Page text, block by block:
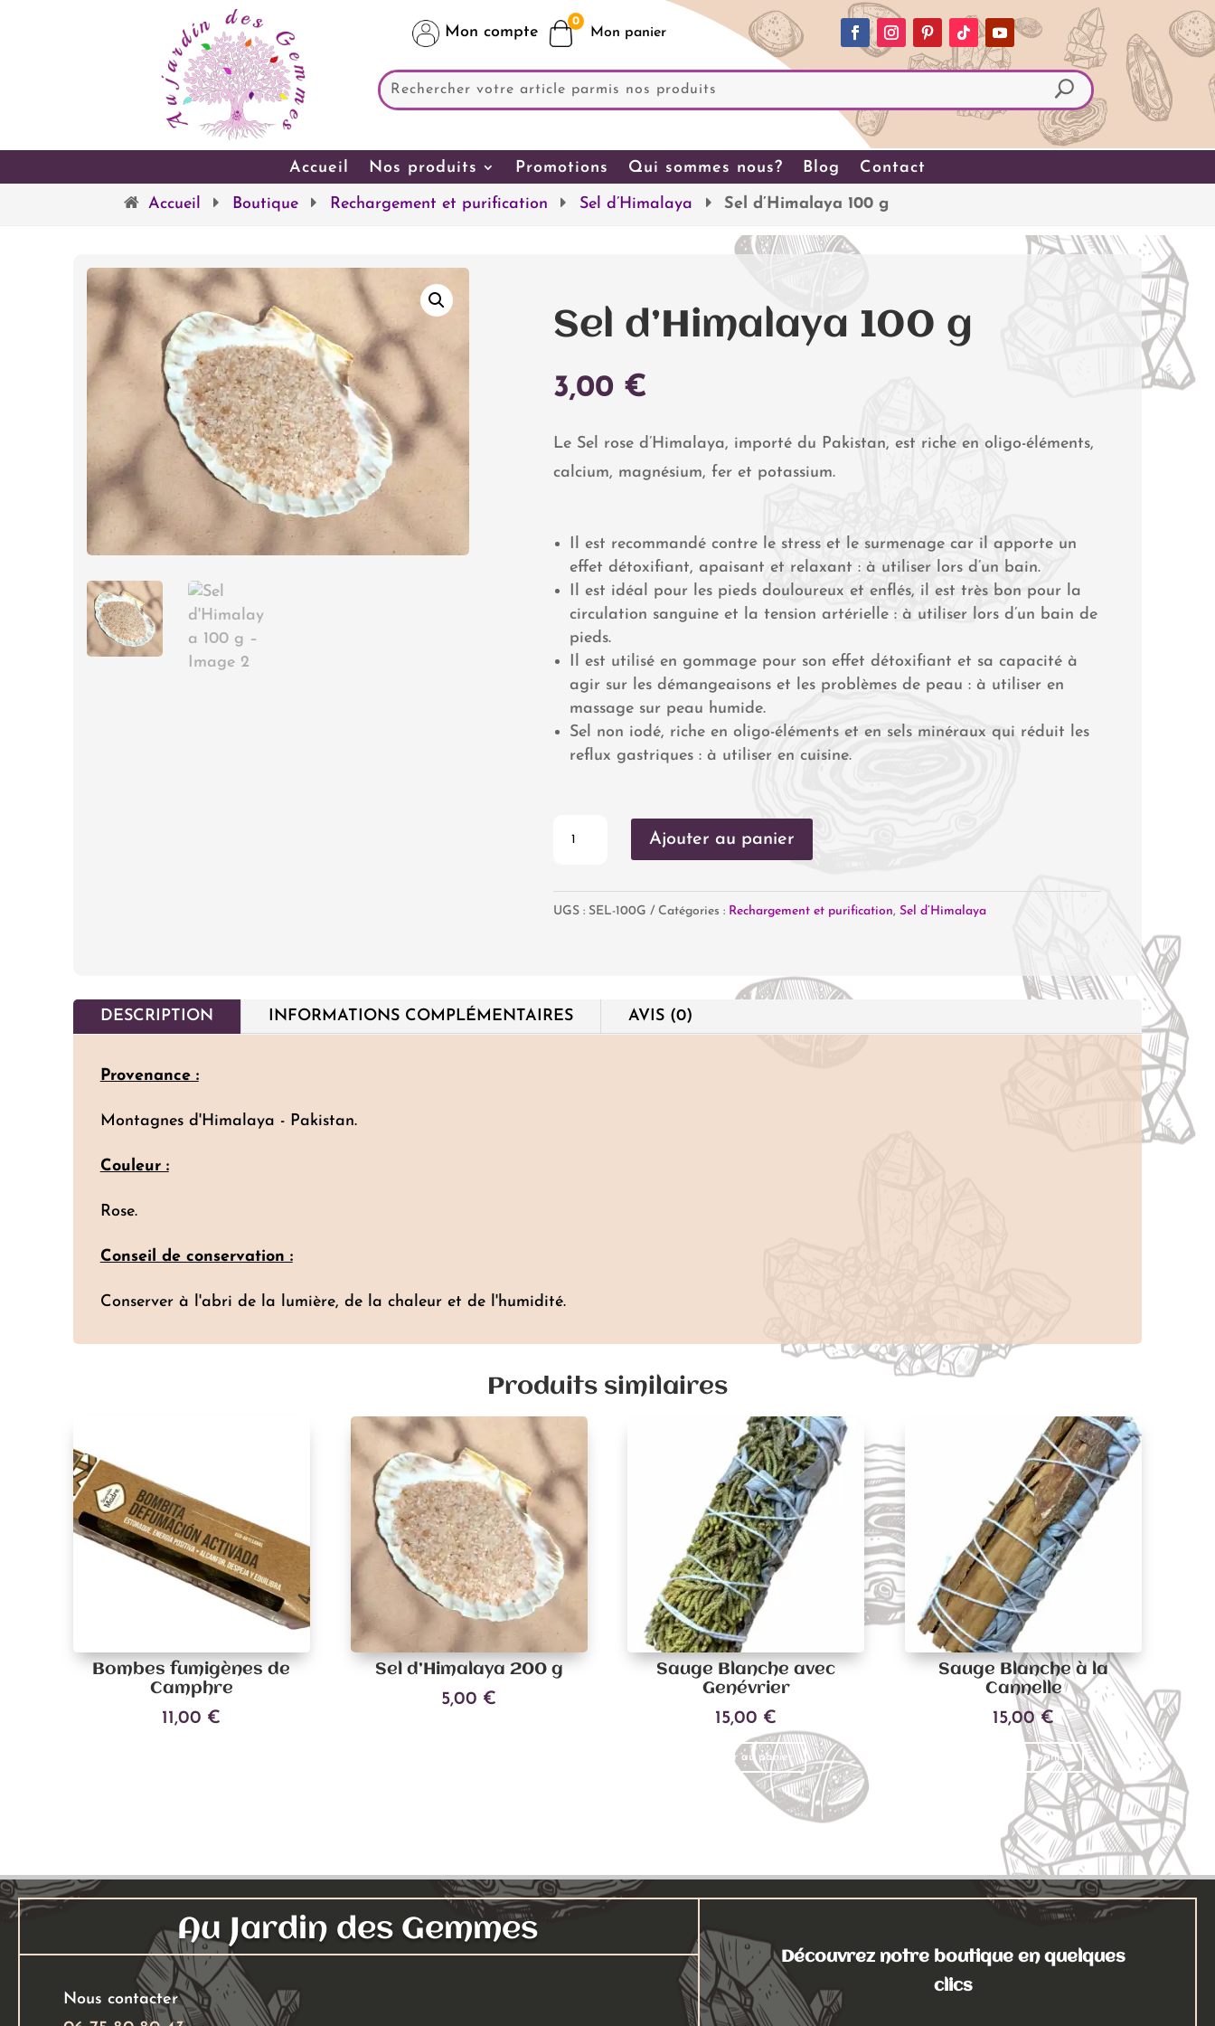
Mon compte
0
Accueil Nos produits Promotions Qui sommes nous? Blog Contact
Accueil Boutique Rechargement et purification Sel d’Himalaya Sel d’Himalaya 100 g
Sel d’Himalaya 100 g
3,00 €
Le Sel rose d’Himalaya, importé du Pakistan, est riche en oligo-éléments,
calcium, magnésium, fer et potassium.
Il est recommandé contre le stress et le surmenage car il apporte un
effet détoxifiant, apaisant et relaxant : à utiliser lors d’un bain.
Il est idéal pour les pieds douloureux et enflés, il est très bon pour la
circulation sanguine et la tension artérielle : à utiliser lors d’un bain de
pieds.
Il est utilisé en gommage pour son effet détoxifiant et sa capacité à
agir sur les démangeaisons et les problèmes de peau : à utiliser en
massage sur peau humide.
Sel non iodé, riche en oligo-éléments et en sels minéraux qui réduit les
reflux gastriques : à utiliser en cuisine.
d'Himalaya
Ajouter au panier
UGS : SEL-100G Catégories : Rechargement et purification,Sel d’Himalaya
DESCRIPTION INFORMATIONS COMPLÉMENTAIRES AVIS (0)
Provenance :
Montagnes d'Himalaya - Pakistan.
Couleur :
Rose.
Conseil de conservation :
Conserver à l'abri de la lumière, de la chaleur et de l'humidité.
Produits similaires
Bombes fumigènes de
Camphre
11,00 €
Sel d’Himalaya 200 g
5,00 €
Sauge Blanche avec
Genévrier
15,00 €
Ajouter au panier
Sauge Blanche à la
Cannelle
15,00€
Ajouter au panier
Au Jardin des Gemmes
Nous contacter
Découvrez notre boutique en quelques
clics